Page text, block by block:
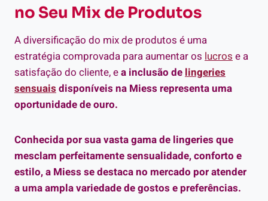
no Seu Mix de Produtos
A diversificação do mix de produtos é uma
estratégia comprovada para aumentar os lucros e a
satisfação do cliente, ea inclusão de lingeries
sensuais disponíveis na Miess representa uma
oportunidade de ouro.
Conhecida por sua vasta gama de lingeries que
mesclam perfeitamente sensualidade, conforto e
estilo, a Miess se destaca no mercado por atender
a uma ampla variedade de gostos e preferências.